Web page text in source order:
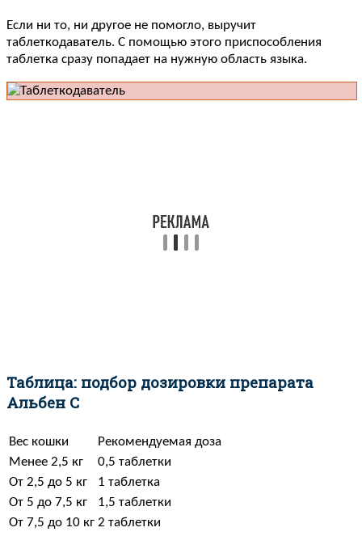
Если ни то, ни другое не помогло, выручит
таблеткодаватель. С помощью этого приспособления
таблетка сразу попадает на нужную область языка.
Таблица: подбор дозировки препарата
Альбен С
Вес кошки
Рекомендуемая доза
Менее 2,5 кг
0,5 таблетки
От 2,5 до 5 кг
1 таблетка
От 5 до 7,5 кг
1,5 таблетки
От 7,5 до 10 кг 2 таблетки